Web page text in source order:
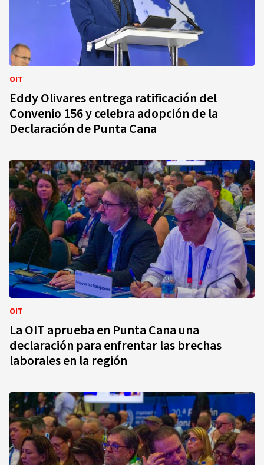
OIT
Eddy Olivares entrega ratificación del
Convenio 156 y celebra adopción de la
Declaración de Punta Cana
OIT
La OIT aprueba en Punta Cana una
declaración para enfrentar las brechas
laborales en la región